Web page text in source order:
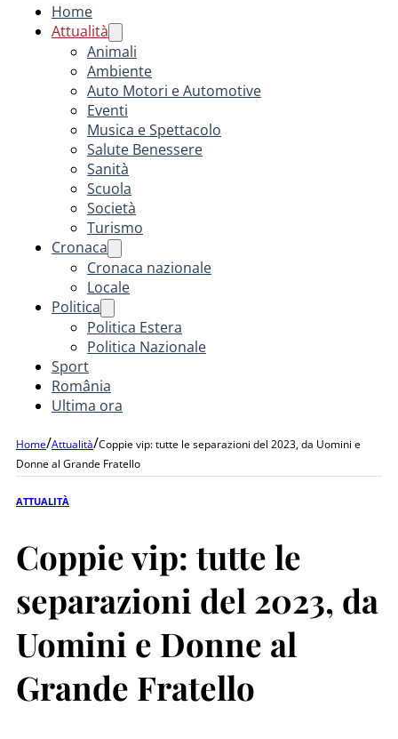
Home
Attualità
Animali
Ambiente
Auto Motori e Automotive
Eventi
Musica e Spettacolo
Salute Benessere
Sanità
Scuola
Società
Turismo
Cronaca
Cronaca nazionale
Locale
Politica
Politica Estera
Politica Nazionale
Sport
România
Ultima ora
Home/Attualità/Coppie vip: tutte le separazioni del 2023, da Uomini e
Donne al Grande Fratello
ATTUALITÀ
Coppie vip: tutte le
separazioni del 2023, da
Uomini e Donne al
Grande Fratello